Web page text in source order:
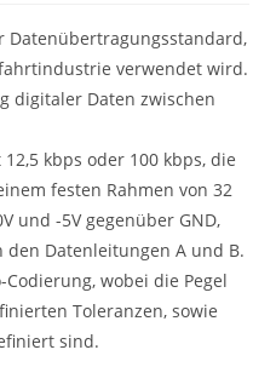
verwendet wird.
digitaler Daten zwischen
kbps oder 100 kbps, die
festen Rahmen von 32
und -5V gegenüber GND,
den Datenleitungen A und B.
wobei die Pegel
Toleranzen, sowie
sind.